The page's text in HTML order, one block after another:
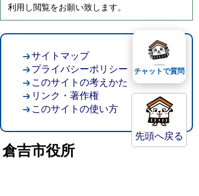
利用し閲覧をお願い致します。
先頭へ戻る
サイトマップ
プライバシーポリシー
このサイトの考えかた
リンク・著作権
このサイトの使い方
倉吉市役所
チャットで質問